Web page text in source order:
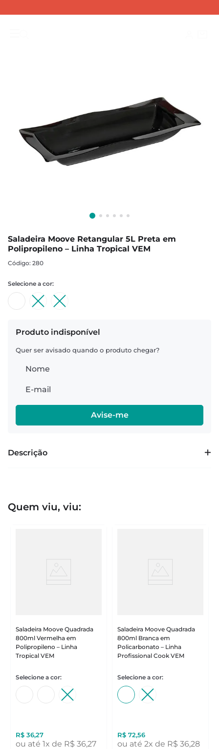
Saladeira Moove Retangular 5L Preta em
Polipropileno – Linha Tropical VEM
: 280
Descrição
Quem viu, viu:
Saladeira Moove Quadrada
800ml Vermelha em
Polipropileno – Linha
Tropical VEM
R$ 36,27
ou até 1x de R$ 36,27
Saladeira Moove Quadrada
800ml Branca em
Policarbonato – Linha
Profissional Cook VEM
R$ 72,56
ou até 2x de R$ 36,28